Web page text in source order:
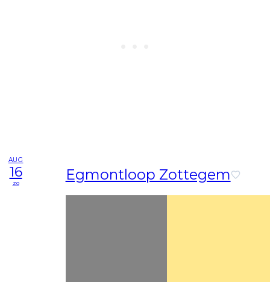
AUG
16
zo Egmontloop Zottegem